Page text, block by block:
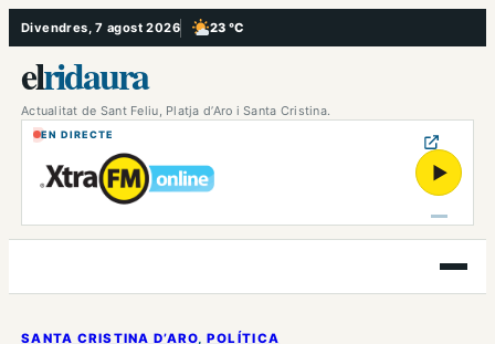
Vés
al
contingut
Divendres, 7 agost 2026 23 °C
, Poc ennuvolat
elridaura
Actualitat de Sant Feliu, Platja d’Aro i Santa Cristina.
EN DIRECTE
▶
Obre
el
SANTA CRISTINA D’ARO, POLÍTICA